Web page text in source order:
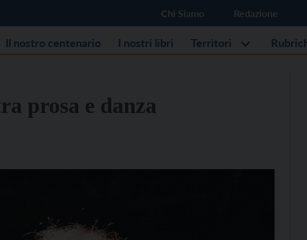
Chi Siamo Redazione
Il nostro centenario I nostri libri Territori
prosa e danza